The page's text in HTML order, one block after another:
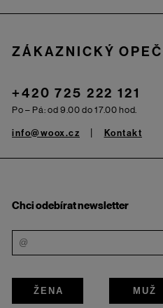
ZÁKAZNICKÝ
+420 725 222 121
Po – Pá: od 9.00 do 17.00 hod.
info@woox.cz Kontakt
Chci odebírat newsletter
ŽENA MUŽ